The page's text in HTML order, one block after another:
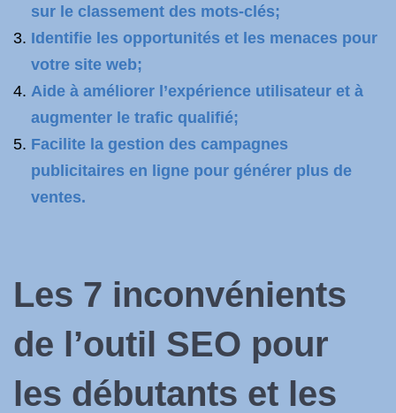
sur le classement des mots-clés;
Identifie les opportunités et les menaces pour
votre site web;
Aide à améliorer l’expérience utilisateur et à
augmenter le trafic qualifié;
Facilite la gestion des campagnes
publicitaires en ligne pour générer plus de
ventes.
Les 7 inconvénients
de l’outil SEO pour
les débutants et les